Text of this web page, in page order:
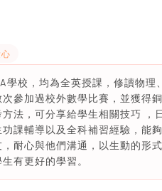
學校，均為全英授課，修讀物
參加過校外數學比賽，並獲得
法，可分享給學生相關技巧
課輔導以及全科補習經驗，能
耐心與他們溝通，以生動的形
有更好的學習。